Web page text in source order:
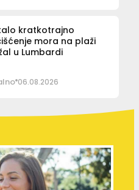
kratkotrajno
mora na plaži
u Lumbardi
06.08.2026